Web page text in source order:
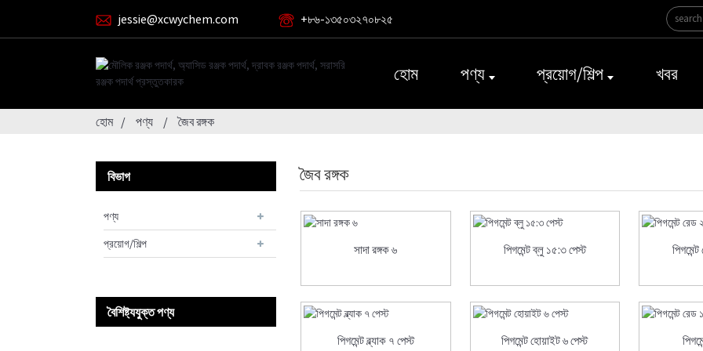
jessie@xcwychem.com +৮৬-১৩৫০৩২৭০৮২৫
হোম পণ্য প্রয়োগ/শিল্প খবর
হোম পণ্য জৈব রঙ্গক
বিভাগ
পণ্য
প্রয়োগ/শিল্প
বৈশিষ্ট্যযুক্ত পণ্য
জৈব রঙ্গক
সাদা রঙ্গক ৬ পিগমেন্ট ব্লু ১৫:৩ পেস্ট
পিগমেন্ট ব্ল্যাক ৭ পেস্ট পিগমেন্ট হোয়াইট ৬ পেস্ট